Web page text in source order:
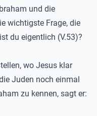
und die
wichtigste Frage, die
du eigentlich (V.53)?
wo Jesus klar
Juden noch einmal
zu kennen, sagt er: